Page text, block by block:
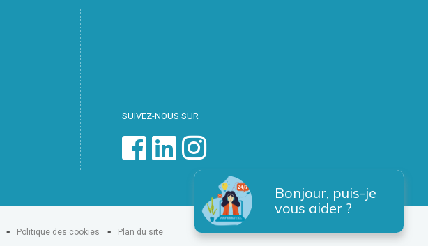
SUIVEZ-NOUS SUR
Bonjour, puis-je
vous aider ?
Politique des cookies Plan du site